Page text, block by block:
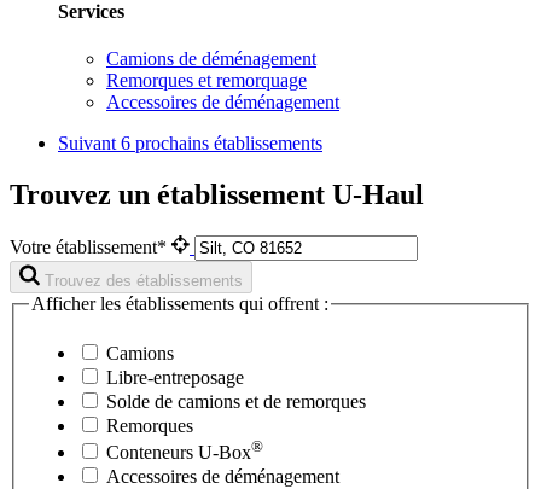
Services
Camions de déménagement
Remorques et remorquage
Accessoires de déménagement
Suivant 6 prochains établissements
Trouvez un établissement U-Haul
Votre établissement*
Trouvez des établissements
Afficher les établissements qui offrent :
Camions
Libre-entreposage
Solde de camions et de remorques
Remorques
Conteneurs U-Box®
Accessoires de déménagement